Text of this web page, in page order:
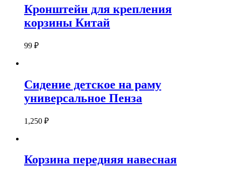
Кронштейн для крепления
корзины Китай
99 ₽
Сидение детское на раму
универсальное Пенза
1,250 ₽
Корзина передняя навесная